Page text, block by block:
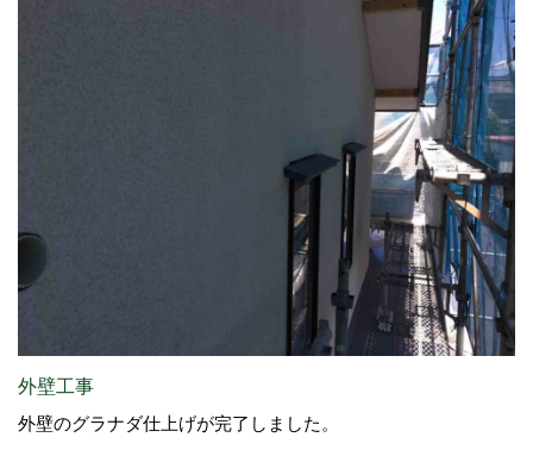
外壁工事
外壁のグラナダ仕上げが完了しました。